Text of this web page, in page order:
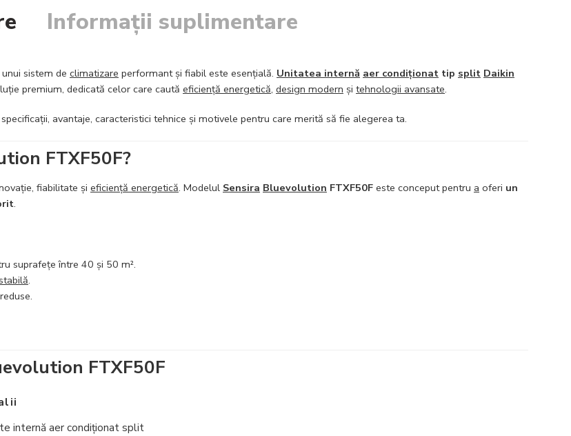
Informații suplimentare
sistem de climatizare performant și fiabil este esențială. Unitatea internă aer condiționat tip split Daikin
premium, dedicată celor care caută eficiență energetică, design modern și tehnologii avansate.
avantaje, caracteristici tehnice și motivele pentru care merită să fie alegerea ta.
FTXF50F?
fiabilitate și eficiență energetică. Modelul Sensira Bluevolution FTXF50F este conceput pentru a oferi un
.
suprafețe între 40 și 50 m².
.
FTXF50F
internă aer condiționatsplit